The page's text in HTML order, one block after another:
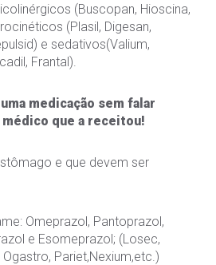
(Buscopan, Hioscina,
(Plasil, Digesan,
e sedativos(Valium,
Frantal).
medicação sem falar
que a receitou!
e que devem ser
Omeprazol, Pantoprazol,
e Esomeprazol; (Losec,
Pariet,Nexium,etc.)